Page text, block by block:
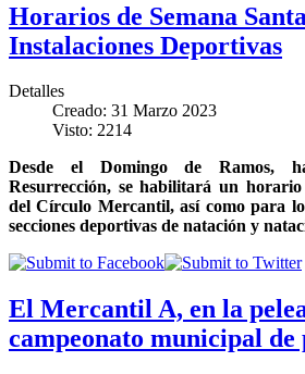
Horarios de Semana
Instalaciones Deportivas
Detalles
Creado: 31 Marzo 2023
Visto: 2214
Desde el Domingo de Ramos,
Resurrección, se habilitará un horario
del Círculo Mercantil, así como para
secciones deportivas de natación y
El Mercantil A, en la
campeonato municipal de